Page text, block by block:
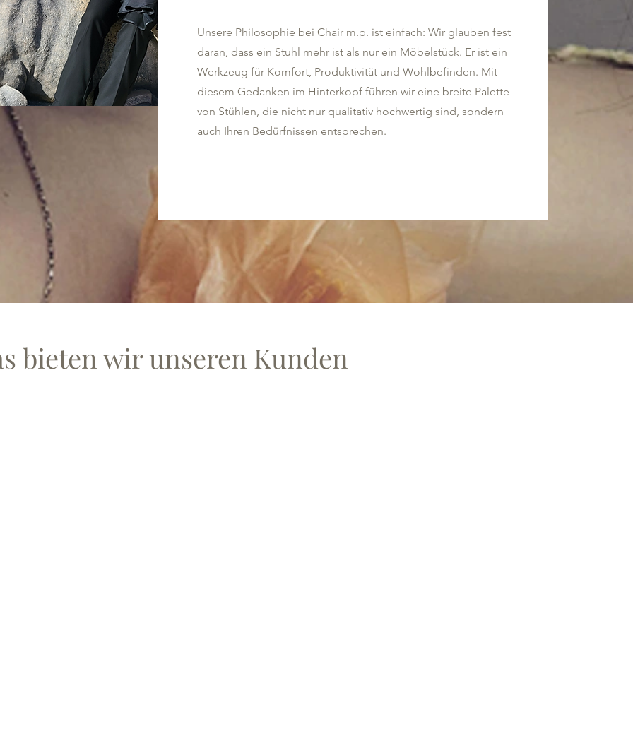
Unsere Philosophie bei Chair m.p. ist einfach: Wir glauben fest
daran, dass ein Stuhl mehr ist als nur ein Möbelstück. Er ist ein
Werkzeug für Komfort, Produktivität und Wohlbefinden. Mit
diesem Gedanken im Hinterkopf führen wir eine breite Palette
von Stühlen, die nicht nur qualitativ hochwertig sind, sondern
auch Ihren Bedürfnissen entsprechen.
bieten wir unseren Kunden